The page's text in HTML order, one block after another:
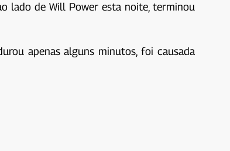
lado de Will Power esta noite, terminou
apenas alguns minutos, foi causada